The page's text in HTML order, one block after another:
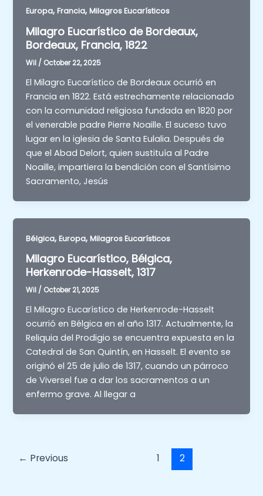
Europa,Francia,Milagros Eucarísticos
Milagro Eucarístico de Bordeaux,
Bordeaux, Francia, 1822
Wil / October 22, 2025
El Milagro Eucarístico de Bordeaux ocurrió en
Francia en 1822. Está estrechamente relacionado
con la comunidad religiosa fundada en 1820 por
el venerable padre Pierre Noaille. El suceso tuvo
lugar en la iglesia de Santa Eulalia. Después de
que el Abad Delort, quien sustituía al Padre
Noaille, impartiera la bendición con el Santísimo
Sacramento, Jesús
Bélgica,Europa,Milagros Eucarísticos
Milagro Eucarístico, Bélgica,
Herkenrode-Hasselt, 1317
Wil / October 21, 2025
El Milagro Eucarístico de Herkenrode-Hasselt
ocurrió en Bélgica en el año 1317. Actualmente, la
Reliquia del Prodigio se encuentra expuesta en la
Catedral de San Quintín, en Hasselt. El evento se
originó el 25 de julio de 1317, cuando un párroco
de Viversel fue a dar los sacramentos a un
enfermo grave. Al llegar a
← Previous 1 2